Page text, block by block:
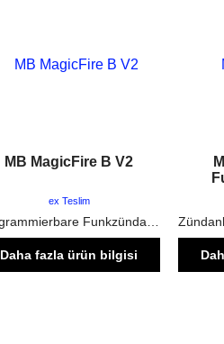
MB MagicFire B V2
ex Teslim
Daha fazla ürün bilgisi